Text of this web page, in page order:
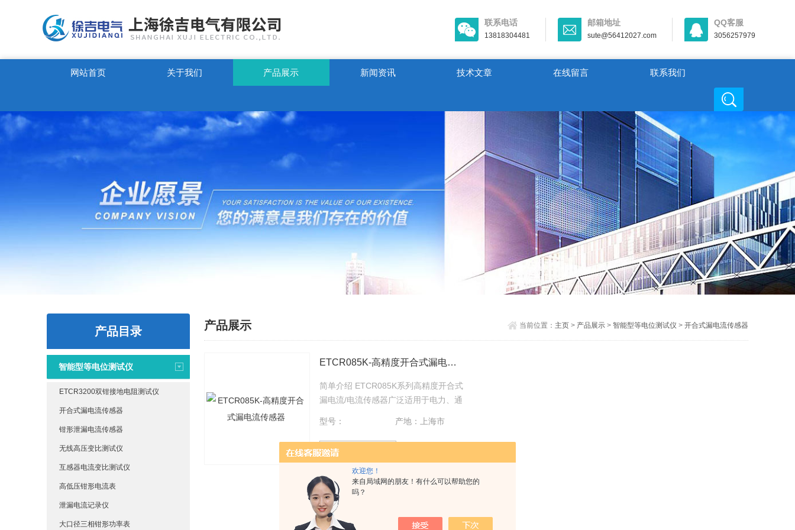
欢迎您！
来自局域网的朋友！有什么可以帮助您的
吗？
联系电话
13818304481
邮箱地址
sute@56412027.com
QQ客服
3056257979
网站首页 关于我们 产品展示 新闻资讯 技术文章 在线留言 联系我们
产品目录
智能型等电位测试仪
ETCR3200双钳接地电阻测试仪
开合式漏电流传感器
钳形泄漏电流传感器
无线高压变比测试仪
互感器电流变比测试仪
高低压钳形电流表
泄漏电流记录仪
大口径三相钳形功率表
产品展示 当前位置： 主页> 产品展示> 智能型等电位测试仪 > 开合式漏电流传感器
ETCR085K-高精度开合式漏电流传感器
简单介绍 ETCR085K系列高精度开合式
漏电流/电流传感器广泛适用于电力、通
科研教学单位、工矿企业等领域高精度
的交流漏电流、电流、频率、相位、功
率和电能测量，可连接各种高精度数字
多用表、数据记录仪、电力质量分析
仪、示波器、工控仪表等。
型号： 产地：上海市